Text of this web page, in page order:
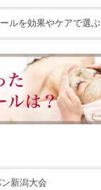
ルを効果やケアで選ぶ
新潟大会